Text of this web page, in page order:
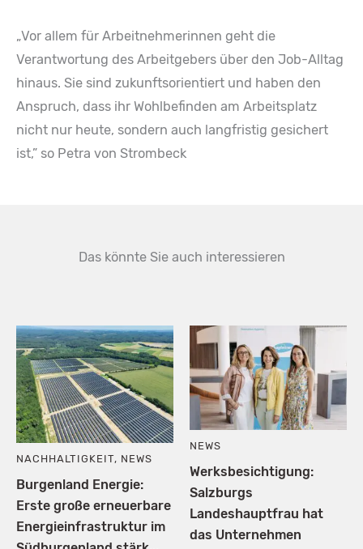
„Vor allem für Arbeitnehmerinnen geht die
Verantwortung des Arbeitgebers über den Job-Alltag
hinaus. Sie sind zukunftsorientiert und haben den
Anspruch, dass ihr Wohlbefinden am Arbeitsplatz
nicht nur heute, sondern auch langfristig gesichert
ist,” so Petra von Strombeck
Das könnte Sie auch interessieren
NACHHALTIGKEIT, NEWS
Burgenland Energie:
Erste große erneuerbare
Energieinfrastruktur im
NEWS
Werksbesichtigung:
Salzburgs
Landeshauptfrau hat
das Unternehmen